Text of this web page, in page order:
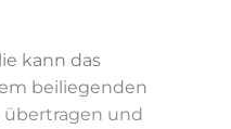
kann das
beiliegenden
übertragen und